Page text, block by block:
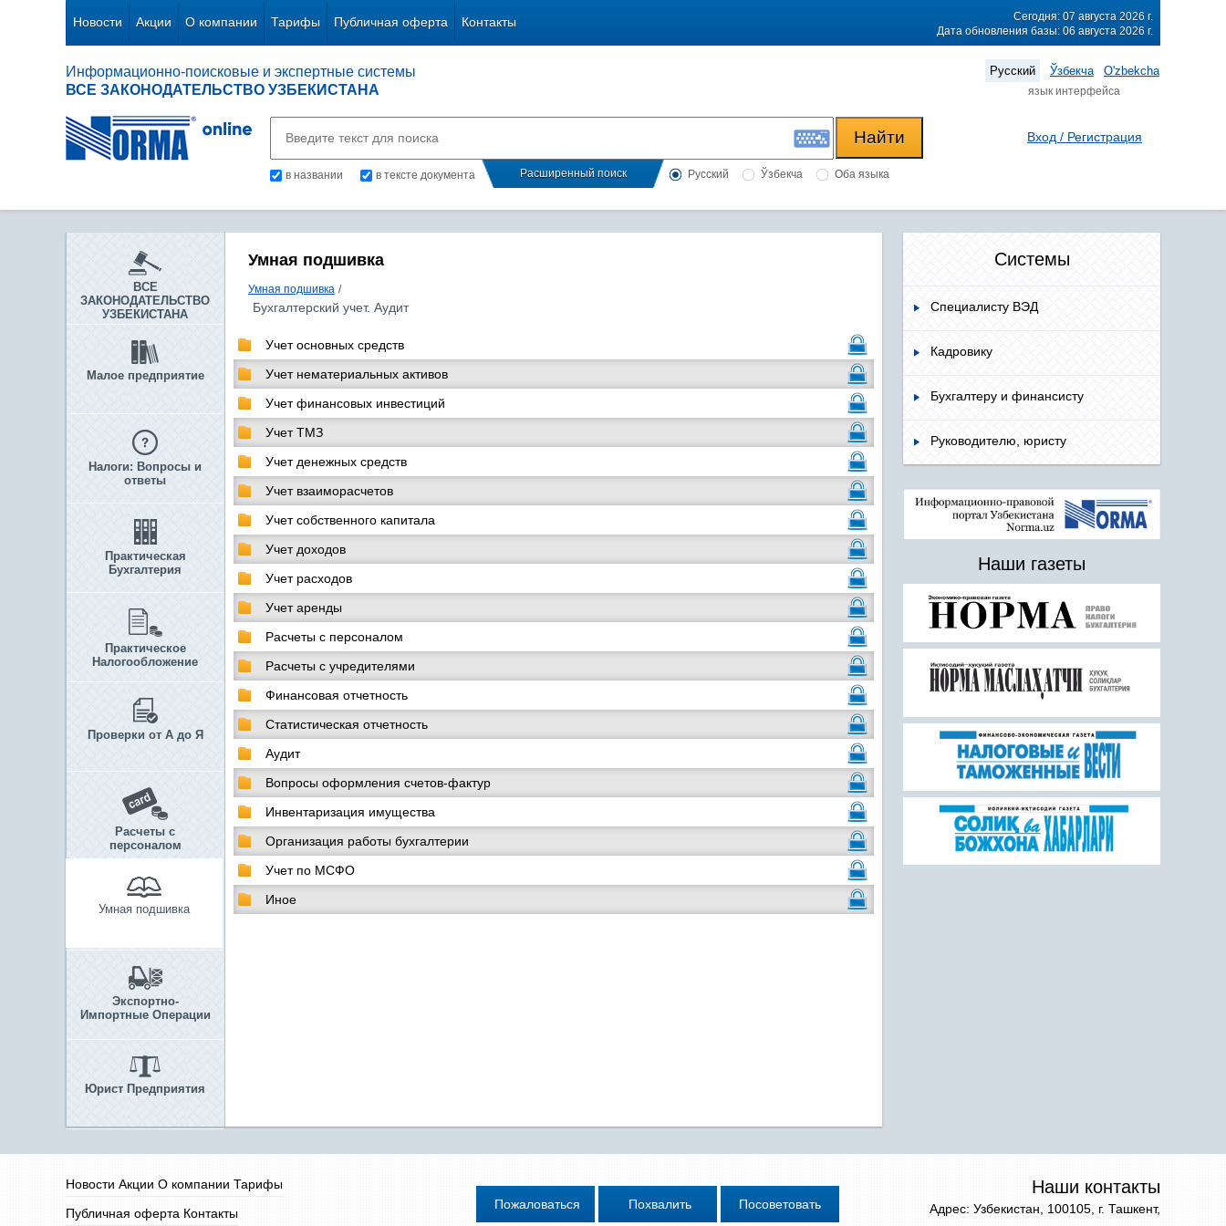
Новости Акции О компании Тарифы Публичная оферта Контакты
Сегодня: 07 августа 2026 г.
Дата обновления базы: 06 августа 2026 г.
Информационно-поисковые и экспертные системы
ВСЕ ЗАКОНОДАТЕЛЬСТВО УЗБЕКИСТАНА
Русский Ўзбекча O'zbekcha
язык интерфейса
в названии в тексте документа Расширенный поиск Русский Ўзбекча Оба языка
Вход / Регистрация
ВСЕ
ЗАКОНОДАТЕЛЬСТВО
УЗБЕКИСТАНА
Малое предприятие
Налоги: Вопросы и
ответы
Практическая
Бухгалтерия
Практическое
Налогообложение
Проверки от А до Я
Расчеты с
персоналом
Умная подшивка
Экспортно-
Импортные Операции
Юрист Предприятия
Умная подшивка
Умная подшивка /
Бухгалтерский учет. Аудит
Учет основных средств
Учет нематериальных активов
Учет финансовых инвестиций
Учет ТМЗ
Учет денежных средств
Учет взаиморасчетов
Учет собственного капитала
Учет доходов
Учет расходов
Учет аренды
Расчеты с персоналом
Расчеты с учредителями
Финансовая отчетность
Статистическая отчетность
Аудит
Вопросы оформления счетов-фактур
Инвентаризация имущества
Организация работы бухгалтерии
Учет по МСФО
Иное
Системы
Специалисту ВЭД
Кадровику
Бухгалтеру и финансисту
Руководителю, юристу
Наши газеты
Новости Акции О компании Тарифы
Публичная оферта Контакты
Наши контакты
Адрес: Узбекистан, 100105, г. Ташкент,